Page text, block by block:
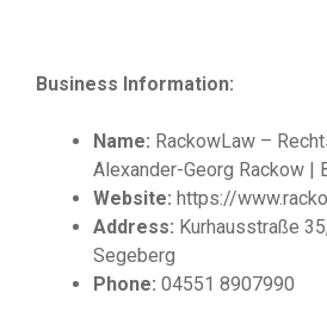
Business Information:
Name: RackowLaw –
Alexander-Georg Rackow |
Website: https://
Address: Kurhausstraße
Segeberg
Phone: 04551 8907990